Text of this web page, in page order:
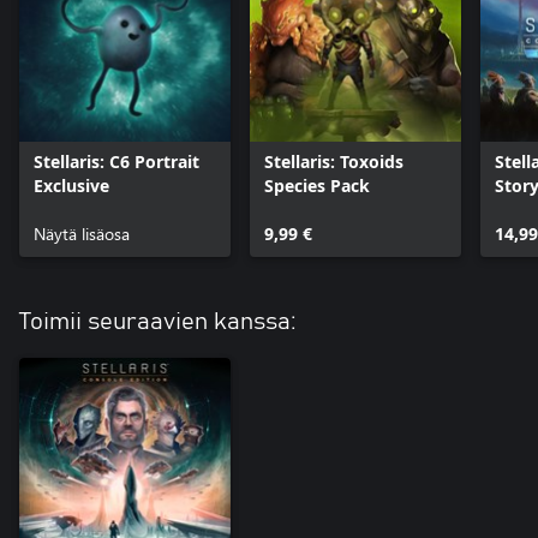
Stellaris: C6 Portrait
Exclusive
Näytä lisäosa
Stellaris: Toxoids
Species Pack
9,99 €
Toimii seuraavien kanssa: